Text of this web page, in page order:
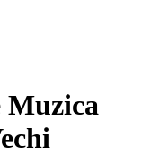
Muzica